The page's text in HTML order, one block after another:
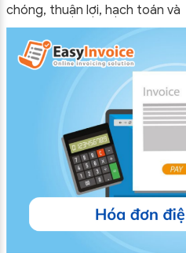
chóng, thuận lợi, hạch toán